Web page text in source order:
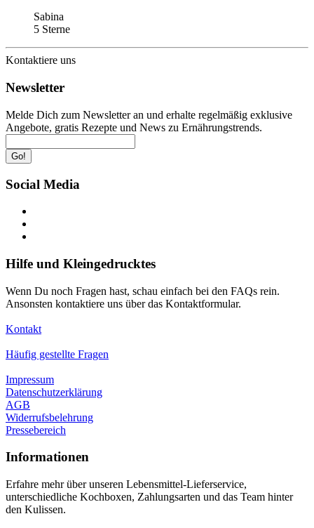
Sabina
5 Sterne
Kontaktiere uns
Newsletter
Melde Dich zum Newsletter an und erhalte regelmäßig exklusive
Angebote, gratis Rezepte und News zu Ernährungstrends.
Go!
Social Media
Hilfe und Kleingedrucktes
Wenn Du noch Fragen hast, schau einfach bei den FAQs rein.
Ansonsten kontaktiere uns über das Kontaktformular.
Kontakt
Häufig gestellte Fragen
Impressum
Datenschutzerklärung
AGB
Widerrufsbelehrung
Pressebereich
Informationen
Erfahre mehr über unseren Lebensmittel-Lieferservice,
unterschiedliche Kochboxen, Zahlungsarten und das Team hinter
den Kulissen.